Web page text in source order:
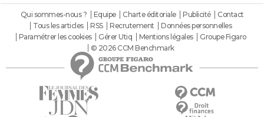
Qui sommes-nous ? Equipe Charte éditoriale Publicité
Contact
Tous les articles
RSS Recrutement
Données personnelles
Paramétrer les cookies
Gérer Utiq Mentions légales
Groupe Figaro
© 2026 CCM Benchmark